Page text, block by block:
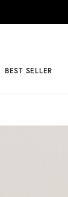
BEST SELLER